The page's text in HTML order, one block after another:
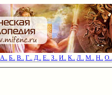
А..Б..В..Г..Д..Е..З..И..К..Л..М..Н..О..